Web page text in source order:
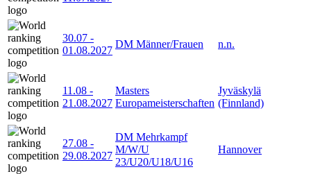
30.07 -
01.08.2027
DM Männer/Frauen n.n.
11.08 -
21.08.2027
Masters
Europameisterschaften
Jyväskylä
(Finnland)
27.08 -
29.08.2027
DM Mehrkampf
M/W/U
23/U20/U18/U16
Hannover